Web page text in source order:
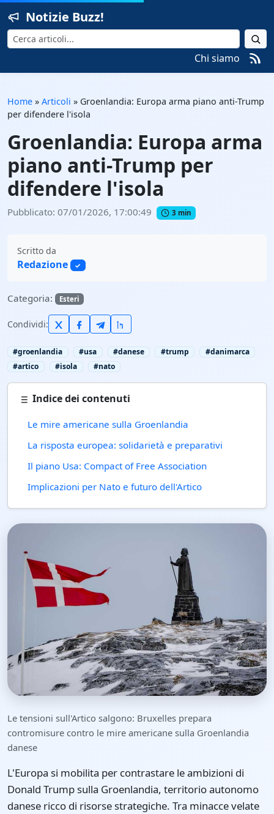
Notizie Buzz!
Cerca
Chi siamo
Home » Articoli » Groenlandia: Europa arma piano anti-Trump
per difendere l'isola
Groenlandia: Europa arma
piano anti-Trump per
difendere l'isola
Pubblicato: 07/01/2026, 17:00:49 3 min
Scritto da
Redazione ✓
Categoria: Esteri
Condividi:
#groenlandia #usa #danese #trump
#danimarca
#artico
#isola #nato
Indice dei contenuti
Le mire americane sulla Groenlandia
La risposta europea: solidarietà e preparativi
Il piano Usa: Compact of Free Association
Implicazioni per Nato e futuro dell'Artico
Le tensioni sull'Artico salgono: Bruxelles prepara
contromisure contro le mire americane sulla Groenlandia
danese
L'Europa si mobilita per contrastare le ambizioni di
Donald Trump sulla Groenlandia, territorio autonomo
danese ricco di risorse strategiche. Tra minacce velate